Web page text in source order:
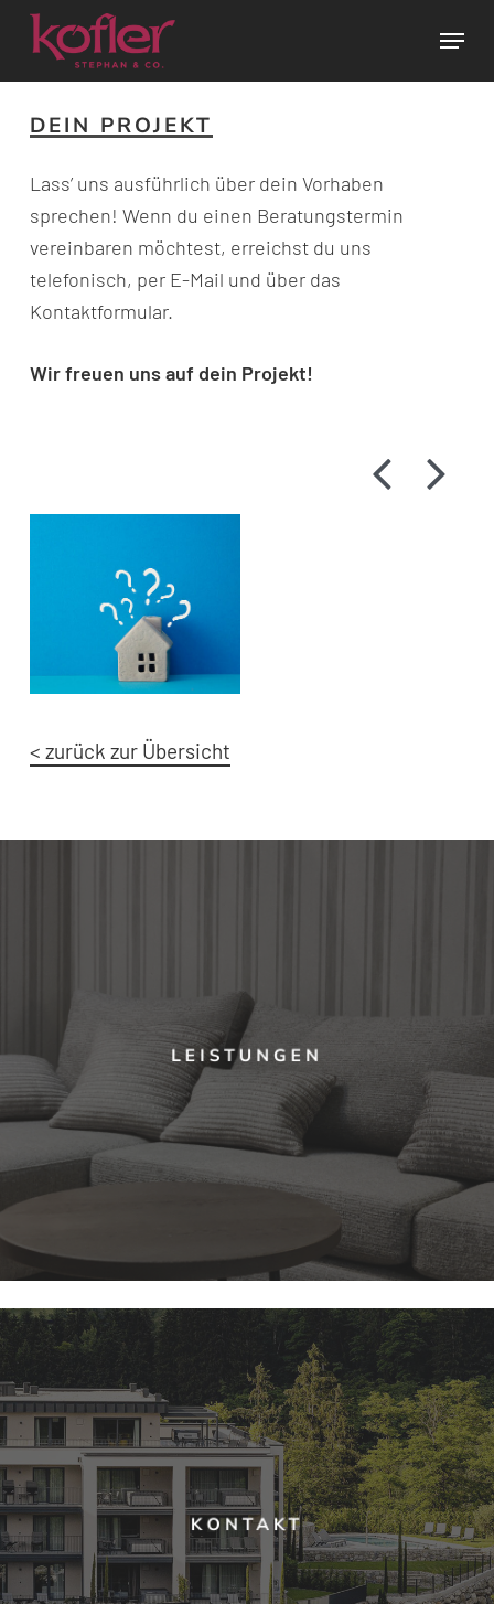
Skip
main
Menu
DEIN PROJEKT
Lass’ uns ausführlich über dein Vorhaben
sprechen! Wenn du einen Beratungstermin
vereinbaren möchtest, erreichst du uns
telefonisch, per E-Mail und über das
Kontaktformular.
Wir freuen uns auf dein Projekt!
< zurück zur Übersicht
LEISTUNGEN
KONTAKT